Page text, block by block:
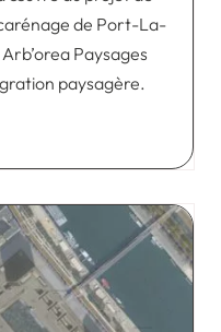
de Port-La-
Paysages
paysagère.